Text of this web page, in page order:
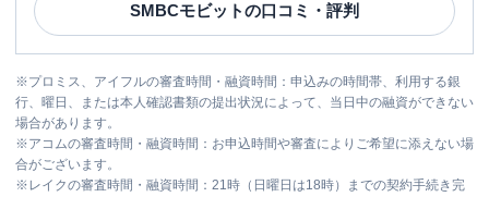
SMBCモビットの口コミ・評判
※プロミス、アイフルの審査時間・融資時間：申込みの時間帯、利用する銀
行、曜日、または本人確認書類の提出状況によって、当日中の融資ができない
場合があります。
※アコムの審査時間・融資時間：お申込時間や審査によりご希望に添えない場
合がございます。
※ レイクの審査時間・融資時間：21時（日曜日は18時）までの契約手続き完